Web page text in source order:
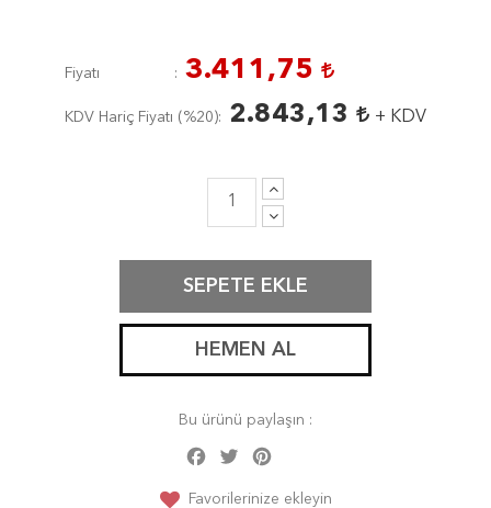
Fiyatı 3.411,75
KDV Hariç Fiyatı ( %20 ) 2.843,13 + KDV
SEPETE EKLE
HEMEN AL
Bu ürünü paylaşın :
Facebook
Twitter
Favorilerinize ekleyin